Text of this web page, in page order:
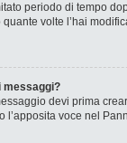
periodo di tempo
volte l’hai
messaggi?
devi prima
l’apposita voce nel